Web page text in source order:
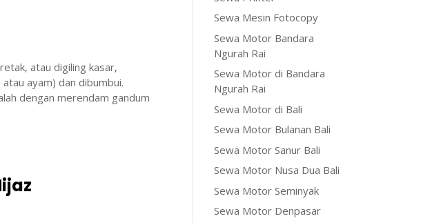
atau digiling kasar,
ayam) dan dibumbui.
dengan merendam gandum
Sewa Mesin Fotocopy
Sewa Motor Bandara
Ngurah Rai
Sewa Motor di Bandara
Ngurah Rai
Sewa Motor di Bali
Sewa Motor Bulanan Bali
Sewa Motor Sanur Bali
Sewa Motor Nusa Dua Bali
Sewa Motor Seminyak
Sewa Motor Denpasar